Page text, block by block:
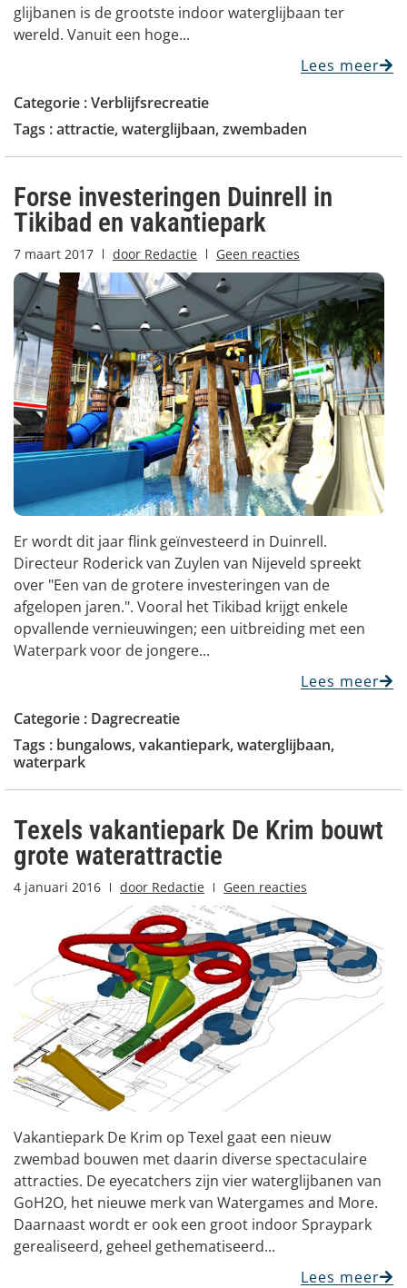
glijbanen is de grootste indoor waterglijbaan ter
wereld. Vanuit een hoge...
Lees meer
Categorie :Verblijfsrecreatie
Tags :attractie,waterglijbaan,zwembaden
Forse investeringen Duinrell in
Tikibad en vakantiepark
7 maart 2017 door Redactie Geen reacties
Er wordt dit jaar flink geïnvesteerd in Duinrell.
Directeur Roderick van Zuylen van Nijeveld spreekt
over "Een van de grotere investeringen van de
afgelopen jaren.". Vooral het Tikibad krijgt enkele
opvallende vernieuwingen; een uitbreiding met een
Waterpark voor de jongere...
Lees meer
Categorie : Dagrecreatie
Tags : bungalows,vakantiepark,waterglijbaan,
waterpark
Texels vakantiepark De Krim bouwt
grote waterattractie
4 januari 2016 door Redactie Geen reacties
Vakantiepark De Krim op Texel gaat een nieuw
zwembad bouwen met daarin diverse spectaculaire
attracties. De eyecatchers zijn vier waterglijbanen van
GoH2O, het nieuwe merk van Watergames and More.
Daarnaast wordt er ook een groot indoor Spraypark
gerealiseerd, geheel gethematiseerd...
Lees meer